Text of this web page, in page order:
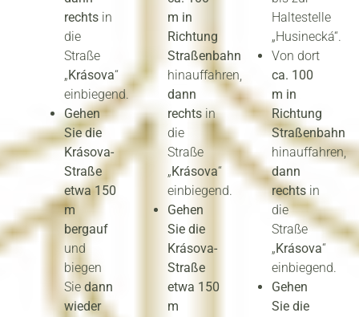
rechts in
die
Straße
„Krásova“
einbiegend.
Gehen
Sie die
Krásova-
Straße
etwa 150
m
bergauf
und
biegen
Sie dann
wieder
m in
Richtung
Straßenbahn
hinauffahren,
dann
rechtsin
die
Straße
„Krásova“
einbiegend.
Gehen
Sie die
Krásova-
Straße
etwa 150
m
Haltestelle
„Husinecká“.
Von dort
ca. 100
m in
Richtung
Straßenbahn
hinauffahren,
dann
rechtsin
die
Straße
„Krásova“
einbiegend.
Gehen
Sie die